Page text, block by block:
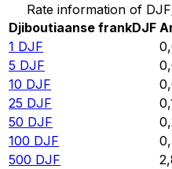
Rate information of
Djiboutiaanse frankDJF
1 DJF
5 DJF
10 DJF
25 DJF
50 DJF
100 DJF
500 DJF